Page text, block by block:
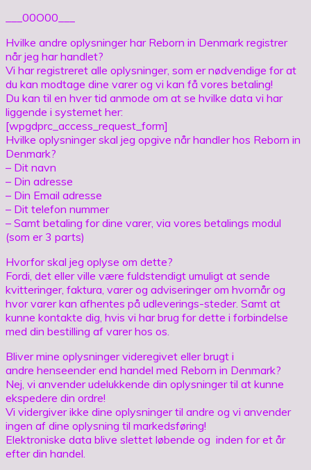
___00O00___
Hvilke andre oplysninger har Reborn in Denmark registrer
når jeg har handlet?
Vi har registreret alle oplysninger, som er nødvendige for at
du kan modtage dine varer og vi kan få vores betaling!
Du kan til en hver tid anmode om at se hvilke data vi har
liggende i systemet her:
[wpgdprc_access_request_form]
Hvilke oplysninger skal jeg opgive når handler hos Reborn in
Denmark?
– Dit navn
– Din adresse
– Din Email adresse
– Dit telefon nummer
– Samt betaling for dine varer, via vores betalings modul
(som er 3 parts)
Hvorfor skal jeg oplyse om dette?
Fordi, det eller ville være fuldstendigt umuligt at sende
kvitteringer, faktura, varer og adviseringer om hvornår og
hvor varer kan afhentes på udleverings-steder. Samt at
kunne kontakte dig, hvis vi har brug for dette i forbindelse
med din bestilling af varer hos os.
Bliver mine oplysninger videregivet eller brugt i
andre henseender end handel med Reborn in Denmark?
Nej, vi anvender udelukkende din oplysninger til at kunne
ekspedere din ordre!
Vi vidergiver ikke dine oplysninger til andre og vi anvender
ingen af dine oplysning til markedsføring!
Elektroniske data blive slettet løbende og inden for et år
efter din handel.